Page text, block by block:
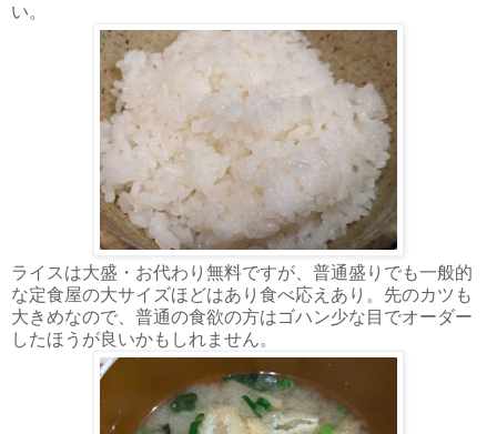
い。
ライスは大盛・お代わり無料ですが、普通盛りでも一般的
な定食屋の大サイズほどはあり食べ応えあり。先のカツも
大きめなので、普通の食欲の方はゴハン少な目でオーダー
したほうが良いかもしれません。